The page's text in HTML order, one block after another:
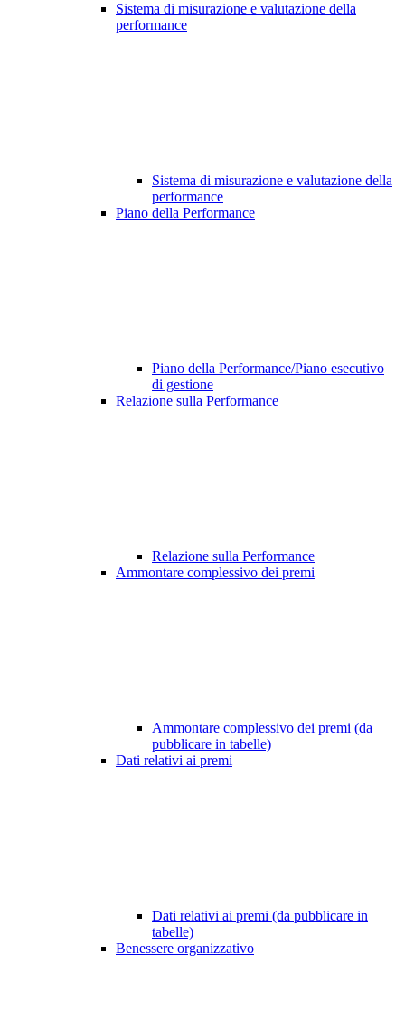
Sistema di misurazione e valutazione della
performance
Sistema di misurazione e valutazione della
performance
Piano della Performance
Piano della Performance/Piano esecutivo
di gestione
Relazione sulla Performance
Relazione sulla Performance
Ammontare complessivo dei premi
Ammontare complessivo dei premi (da
pubblicare in tabelle)
Dati relativi ai premi
Dati relativi ai premi (da pubblicare in
tabelle)
Benessere organizzativo